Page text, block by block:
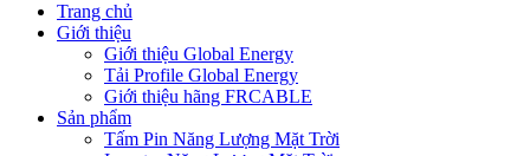
Trang chủ
Giới thiệu
Giới thiệu Global Energy
Tải Profile Global Energy
Giới thiệu hãng FRCABLE
Sản phẩm
Tấm Pin Năng Lượng Mặt Trời